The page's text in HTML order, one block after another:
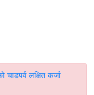
चाडपर्व लक्षित कर्जा